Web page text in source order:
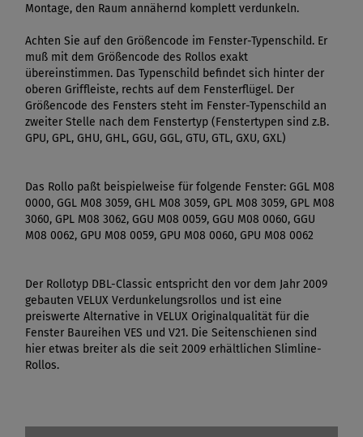
Montage, den Raum annähernd komplett verdunkeln.
Achten Sie auf den Größencode im Fenster-Typenschild. Er
muß mit dem Größencode des Rollos exakt
übereinstimmen. Das Typenschild befindet sich hinter der
oberen Griffleiste, rechts auf dem Fensterflügel. Der
Größencode des Fensters steht im Fenster-Typenschild an
zweiter Stelle nach dem Fenstertyp (Fenstertypen sind z.B.
GPU, GPL, GHU, GHL, GGU, GGL, GTU, GTL, GXU, GXL)
Das Rollo paßt beispielweise für folgende Fenster: GGL M08
0000, GGL M08 3059, GHL M08 3059, GPL M08 3059, GPL M08
3060, GPL M08 3062, GGU M08 0059, GGU M08 0060, GGU
M08 0062, GPU M08 0059, GPU M08 0060, GPU M08 0062
Der Rollotyp DBL-Classic entspricht den vor dem Jahr 2009
gebauten VELUX Verdunkelungsrollos und ist eine
preiswerte Alternative in VELUX Originalqualität für die
Fenster Baureihen VES und V21. Die Seitenschienen sind
hier etwas breiter als die seit 2009 erhältlichen Slimline-
Rollos.